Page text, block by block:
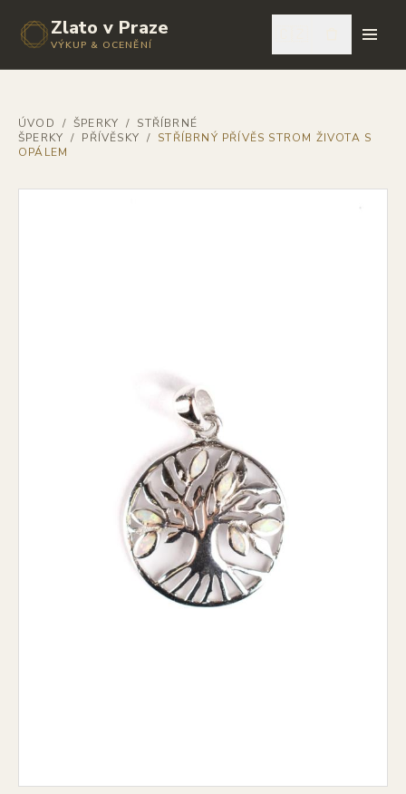
Zlato v Praze
VÝKUP & OCENĚNÍ
ÚVOD / ŠPERKY / STŘÍBRNÉ
ŠPERKY / PŘÍVĚSKY / STŘÍBRNÝ PŘÍVĚS STROM ŽIVOTA S
OPÁLEM